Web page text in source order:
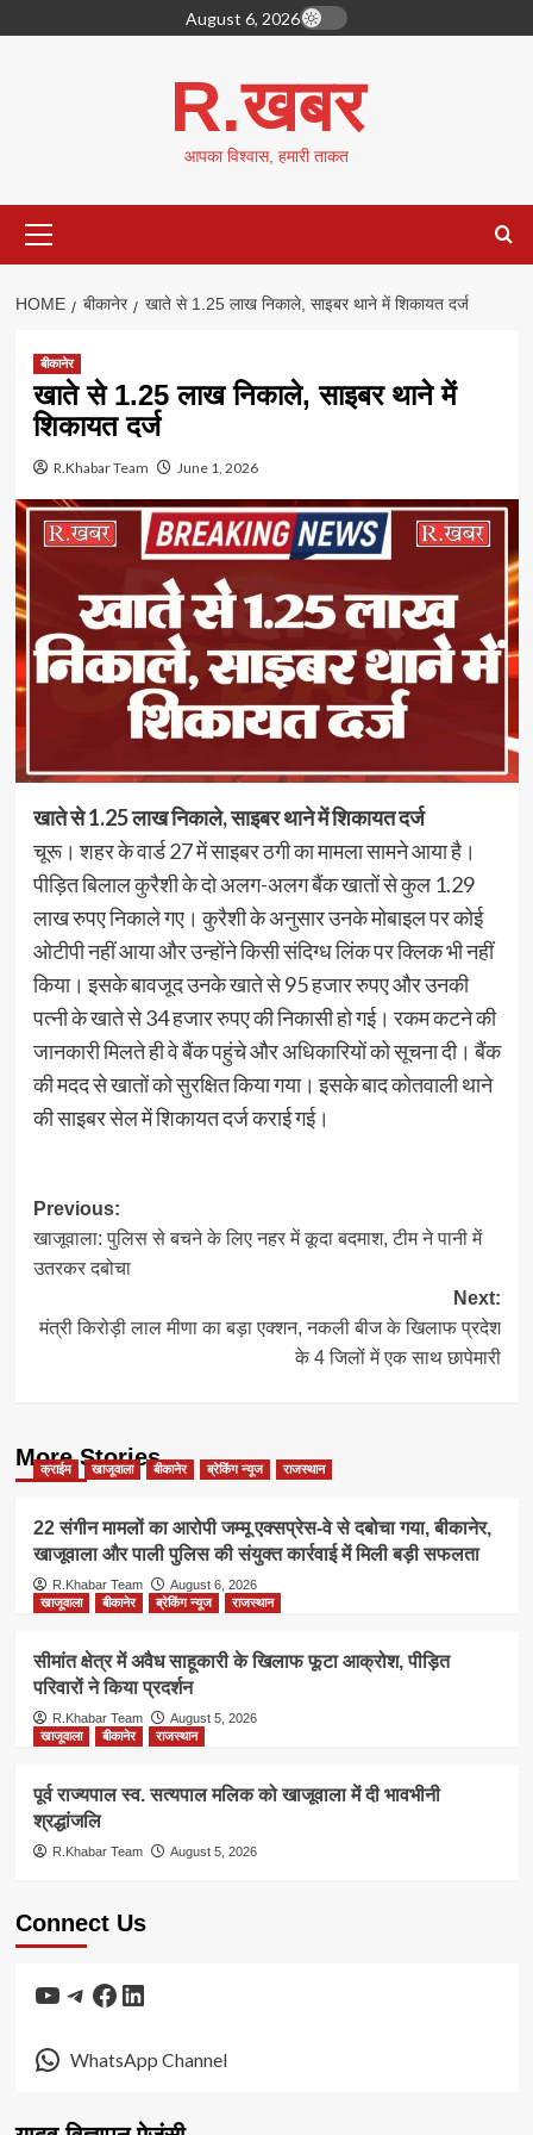
to
August 6, 2026
R.खबर
आपका विश्वास, हमारी ताकत
Menu
HOME बीकानेर खाते से 1.25 लाख निकाले, साइबर थाने में शिकायत दर्ज
बीकानेर
खाते से 1.25 लाख निकाले, साइबर थाने में
शिकायत दर्ज
R.Khabar Team June 1, 2026
खाते से 1.25 लाख निकाले, साइबर थाने में शिकायत दर्ज
चूरू। शहर के वार्ड 27 में साइबर ठगी का मामला सामने आया है।
पीड़ित बिलाल कुरैशी के दो अलग-अलग बैंक खातों से कुल 1.29
लाख रुपए निकाले गए। कुरैशी के अनुसार उनके मोबाइल पर कोई
ओटीपी नहीं आया और उन्होंने किसी संदिग्ध लिंक पर क्लिक भी नहीं
किया। इसके बावजूद उनके खाते से 95 हजार रुपए और उनकी
पत्नी के खाते से 34 हजार रुपए की निकासी हो गई। रकम कटने की
जानकारी मिलते ही वे बैंक पहुंचे और अधिकारियों को सूचना दी। बैंक
की मदद से खातों को सुरक्षित किया गया। इसके बाद कोतवाली थाने
की साइबर सेल में शिकायत दर्ज कराई गई।
Post
navigation
Previous:
खाजूवाला: पुलिस से बचने के लिए नहर में कूदा बदमाश, टीम ने पानी में
उतरकर दबोचा
Next:
मंत्री किरोड़ी लाल मीणा का बड़ा एक्शन, नकली बीज के खिलाफ प्रदेश
के 4 जिलों में एक साथ छापेमारी
More Stories
क्राईम खाजूवाला बीकानेर ब्रेकिंग न्यूज राजस्थान
22 संगीन मामलों का आरोपी जम्मू एक्सप्रेस-वे से दबोचा गया, बीकानेर,
खाजूवाला और पाली पुलिस की संयुक्त कार्रवाई में मिली बड़ी सफलता
R.Khabar Team
August 6, 2026
खाजूवाला
बीकानेर ब्रेकिंग न्यूज राजस्थान
सीमांत क्षेत्र में अवैध साहूकारी के खिलाफ फूटा आक्रोश, पीड़ित
परिवारों ने किया प्रदर्शन
R.Khabar Team
August 5, 2026
खाजूवाला
बीकानेर राजस्थान
पूर्व राज्यपाल स्व. सत्यपाल मलिक को खाजूवाला में दी भावभीनी
श्रद्धांजलि
R.Khabar Team August 5, 2026
Connect Us
YouTube
Telegram
Facebook
LinkedIn
WhatsApp Channel